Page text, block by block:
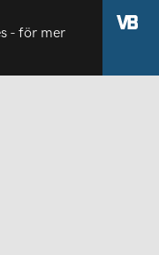
- för mer